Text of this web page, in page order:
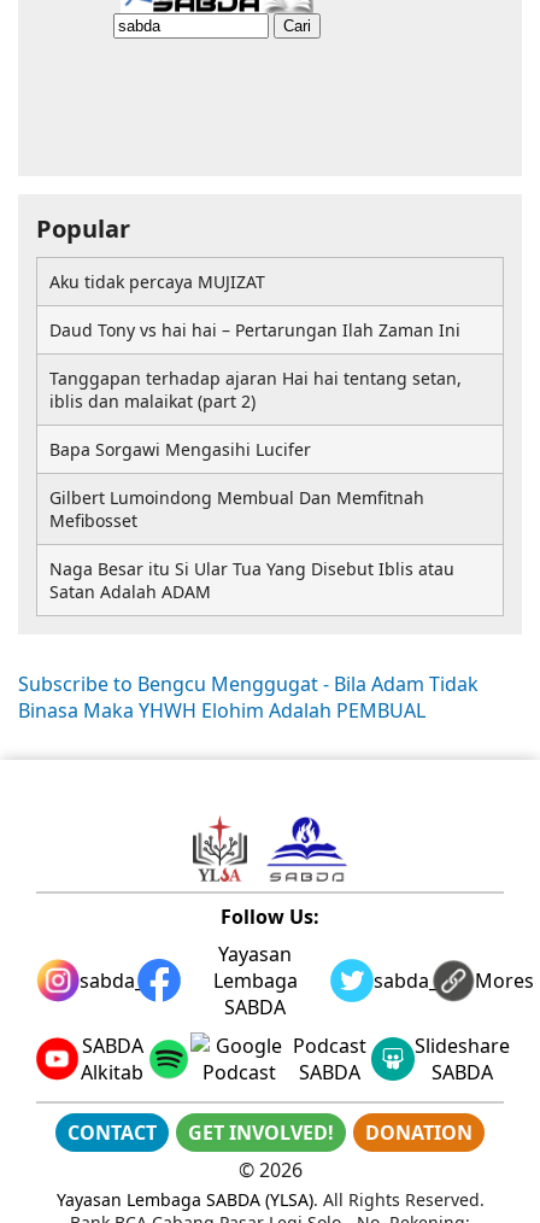
Subscribe to Bengcu Menggugat - Bila Adam Tidak
Binasa Maka YHWH Elohim Adalah PEMBUAL
Popular
Aku tidak percaya MUJIZAT
Daud Tony vs hai hai – Pertarungan Ilah Zaman Ini
Tanggapan terhadap ajaran Hai hai tentang setan,
iblis dan malaikat (part 2)
Bapa Sorgawi Mengasihi Lucifer
Gilbert Lumoindong Membual Dan Memfitnah
Mefibosset
Naga Besar itu Si Ular Tua Yang Disebut Iblis atau
Satan Adalah ADAM
Follow Us:
sabda_ylsa
Yayasan
Lembaga
SABDA
sabda_ylsaMores
SABDA
Alkitab
Podcast
SABDA
Slideshare
SABDA
CONTACT GET INVOLVED!
DONATION
©2026
Yayasan Lembaga SABDA (YLSA). All Rights Reserved.